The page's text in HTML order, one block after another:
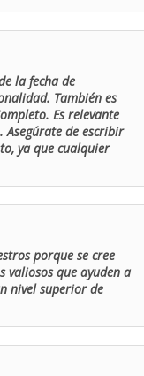
la fecha de
También es
Es relevante
Asegúrate de escribir
ya que cualquier
porque se cree
valiosos que ayuden a
nivel superior de